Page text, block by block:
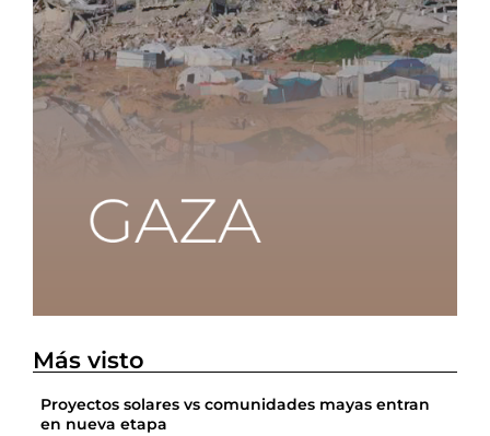
Más visto
Proyectos solares vs comunidades mayas entran
en nueva etapa